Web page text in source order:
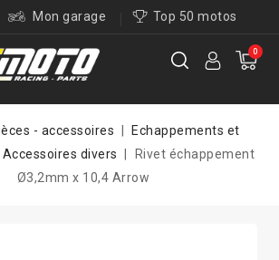
Mon garage Top 50 motos
0
- accessoires
Echappements et
Accessoires divers
Rivet échappement
Ø3,2mm x 10,4 Arrow